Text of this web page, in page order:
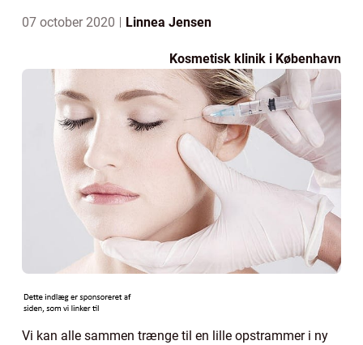
07 october 2020 Linnea Jensen
Kosmetisk klinik i København
Vi kan alle sammen trænge til en lille opstrammer i ny